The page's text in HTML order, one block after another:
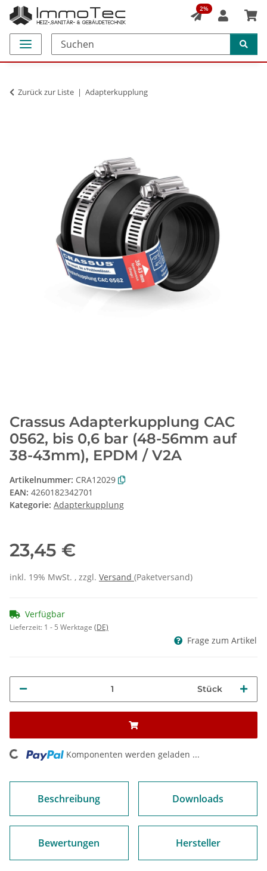
2%
Zurück zur Liste Adapterkupplung
Crassus Adapterkupplung CAC
0562, bis 0,6 bar (48-56mm auf
38-43mm), EPDM / V2A
Artikelnummer: CRA12029
EAN: 4260182342701
Kategorie: Adapterkupplung
23,45 €
inkl. 19% MwSt. , zzgl. Versand (Paketversand)
Verfügbar
Lieferzeit: 1 - 5 Werktage (DE)
Frage zum Artikel
Stück
Komponenten werden geladen ...
Beschreibung Downloads
Bewertungen Hersteller